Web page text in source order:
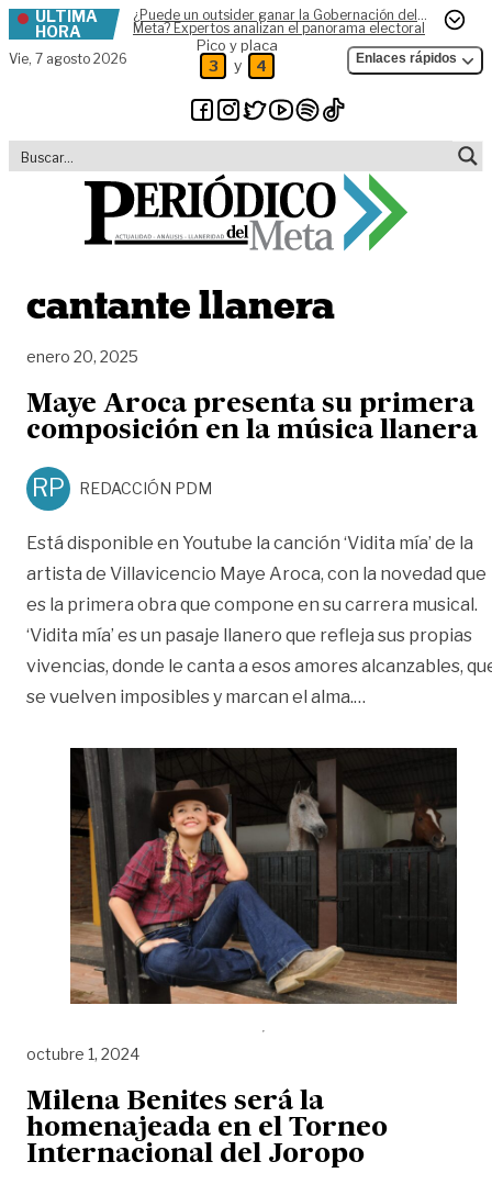
Skip to content
ÚLTIMA
HORA
¿Puede un outsider ganar la Gobernación del
Meta? Expertos analizan el panorama electoral
Vie, 7 agosto 2026
Pico y placa
3 y 4 Enlaces rápidos
cantante llanera
enero 20, 2025
Maye Aroca presenta su primera
composición en la música llanera
RP REDACCIÓN PDM
Está disponible en Youtube la canción ‘Vidita mía’ de la
artista de Villavicencio Maye Aroca, con la novedad que
es la primera obra que compone en su carrera musical.
‘Vidita mía’ es un pasaje llanero que refleja sus propias
vivencias, donde le canta a esos amores alcanzables,
se vuelven imposibles y marcan el alma.…
octubre 1, 2024
Milena Benites será la
homenajeada en el Torneo
Internacional del Joropo